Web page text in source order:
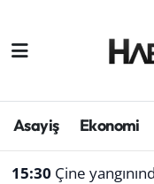
Asayiş Ekonomi
15:30 Çine yangınında
Çevre
Aydın Hava
Süper Lig